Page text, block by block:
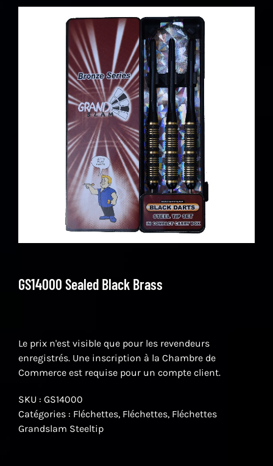
GS14000 Sealed Black Brass
Le prix n'est visible que pour les revendeurs
enregistrés. Une inscription à la Chambre de
Commerce est requise pour un compte client.
SKU : GS14000
Catégories : Fléchettes, Fléchettes, Fléchettes
Grandslam Steeltip